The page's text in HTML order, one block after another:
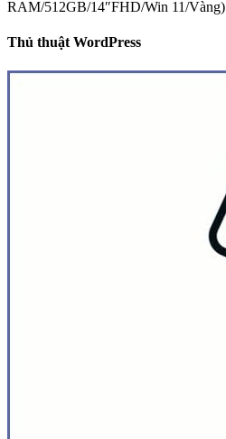
RAM/512GB/14″FHD/Win 11/Vàng)
Thủ thuật WordPress